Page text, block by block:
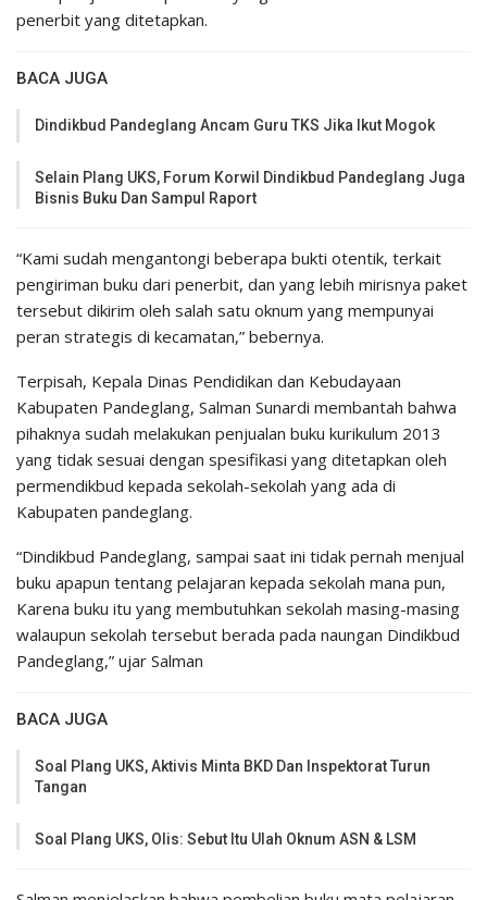
penerbit yang ditetapkan.
BACA JUGA
Dindikbud Pandeglang Ancam Guru TKS Jika Ikut Mogok
Selain Plang UKS, Forum Korwil Dindikbud Pandeglang Juga
Bisnis Buku Dan Sampul Raport
“Kami sudah mengantongi beberapa bukti otentik, terkait
pengiriman buku dari penerbit, dan yang lebih mirisnya paket
tersebut dikirim oleh salah satu oknum yang mempunyai
peran strategis di kecamatan,” bebernya.
Terpisah, Kepala Dinas Pendidikan dan Kebudayaan
Kabupaten Pandeglang, Salman Sunardi membantah bahwa
pihaknya sudah melakukan penjualan buku kurikulum 2013
yang tidak sesuai dengan spesifikasi yang ditetapkan oleh
permendikbud kepada sekolah-sekolah yang ada di
Kabupaten pandeglang.
“Dindikbud Pandeglang, sampai saat ini tidak pernah menjual
buku apapun tentang pelajaran kepada sekolah mana pun,
Karena buku itu yang membutuhkan sekolah masing-masing
walaupun sekolah tersebut berada pada naungan Dindikbud
Pandeglang,” ujar Salman
BACA JUGA
Soal Plang UKS, Aktivis Minta BKD Dan Inspektorat Turun
Tangan
Soal Plang UKS, Olis: Sebut Itu Ulah Oknum ASN & LSM